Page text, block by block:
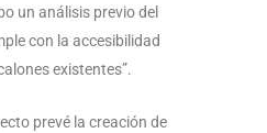
un análisis previo del
con la accesibilidad
existentes”.
prevé la creación de